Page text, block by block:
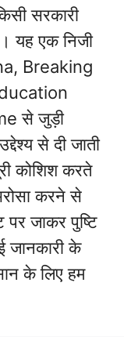
सरकारी
यह एक निजी
Breaking
से जुड़ी
से दी जाती
कोशिश करते
करने से
जाकर पुष्टि
जानकारी के
के लिए हम